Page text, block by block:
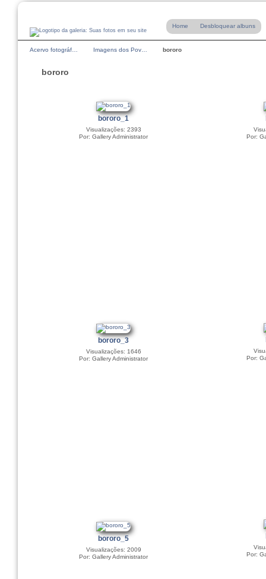
Home Desbloquear albuns
Acervo fotográf… Imagens dos Pov… bororo
bororo
bororo_1
Visualizações: 2393
Por: Gallery Administrator
Por:
bororo_3
Visualizações: 1646
Por: Gallery Administrator
Por:
bororo_5
Visualizações: 2009
Por: Gallery Administrator
Por: